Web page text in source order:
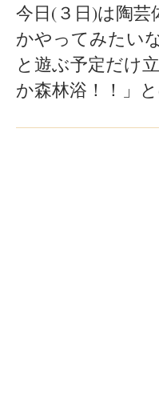
今日(３日)は陶
かやってみた
と遊ぶ予定だけ
か森林浴！！」